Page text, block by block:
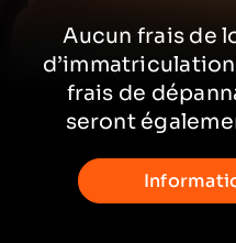
Aucun frais de
d’immatriculation
frais de
seront